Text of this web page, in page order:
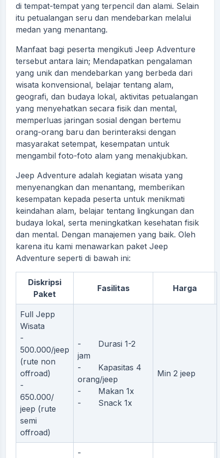
di tempat-tempat yang terpencil dan alami. Selain
itu petualangan seru dan mendebarkan melalui
medan yang menantang.
Manfaat bagi peserta mengikuti Jeep Adventure
tersebut antara lain; Mendapatkan pengalaman
yang unik dan mendebarkan yang berbeda dari
wisata konvensional, belajar tentang alam,
geografi, dan budaya lokal, aktivitas petualangan
yang menyehatkan secara fisik dan mental,
memperluas jaringan sosial dengan bertemu
orang-orang baru dan berinteraksi dengan
masyarakat setempat, kesempatan untuk
mengambil foto-foto alam yang menakjubkan.
Jeep Adventure adalah kegiatan wisata yang
menyenangkan dan menantang, memberikan
kesempatan kepada peserta untuk menikmati
keindahan alam, belajar tentang lingkungan dan
budaya lokal, serta meningkatkan kesehatan fisik
dan mental. Dengan manajemen yang baik. Oleh
karena itu kami menawarkan paket Jeep
Adventure seperti di bawah ini:
Diskripsi
Paket
Fasilitas Harga
Full Jepp
Wisata
-
500.000/jeep
(rute non
offroad)
-
650.000/
jeep (rute
semi
offroad)
- Durasi 1-2
jam
- Kapasitas 4
orang/jeep
- Makan 1x
- Snack 1x
Min 2 jeep
-